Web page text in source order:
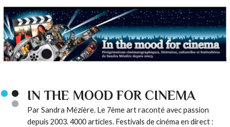
IN THE MOOD FOR CINEMA
Par Sandra Mézière. Le 7ème art raconté avec passion
depuis 2003. 4000 articles. Festivals de cinéma en direct :